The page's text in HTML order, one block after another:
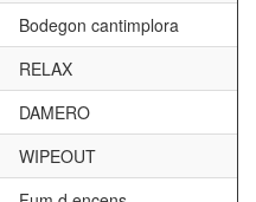
Bodegon cantimplora
RELAX
DAMERO
WIPEOUT